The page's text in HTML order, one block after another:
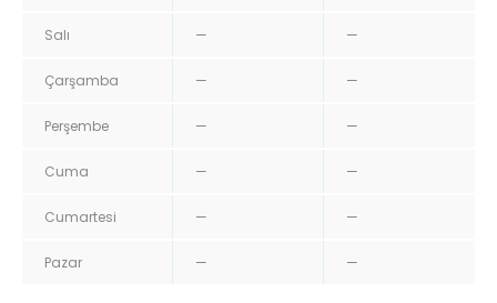
Salı — —
Çarşamba — —
Perşembe — —
Cuma — —
Cumartesi — —
Pazar — —